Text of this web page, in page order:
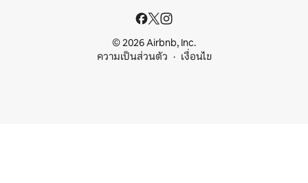
© 2026 Airbnb, Inc.
ความเป็นส่วนตัว
เงื่อนไข